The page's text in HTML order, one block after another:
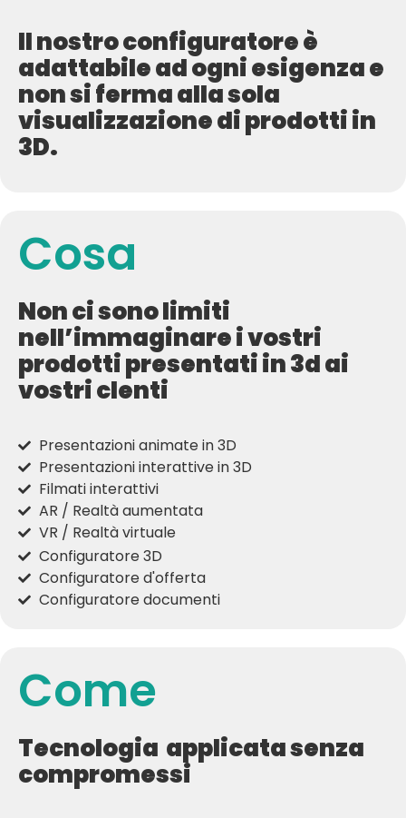
Il nostro configuratore è
adattabile ad ogni esigenza e
non si ferma alla sola
visualizzazione di prodotti in
3D.
Cosa
Non ci sono limiti
nell’immaginare i vostri
prodotti presentati in 3d ai
vostri clenti
Presentazioni animate in 3D
Presentazioni interattive in 3D
Filmati interattivi
AR / Realtà aumentata
VR / Realtà virtuale
Configuratore 3D
Configuratore d'offerta
Configuratore documenti
Come
Tecnologia applicata senza
compromessi